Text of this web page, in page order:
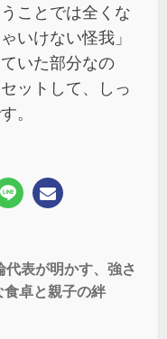
ことでは全くな
いけない怪我」
いた部分なの
ットして、しっ
。
代表が明かす、強さ
食卓と親子の絆